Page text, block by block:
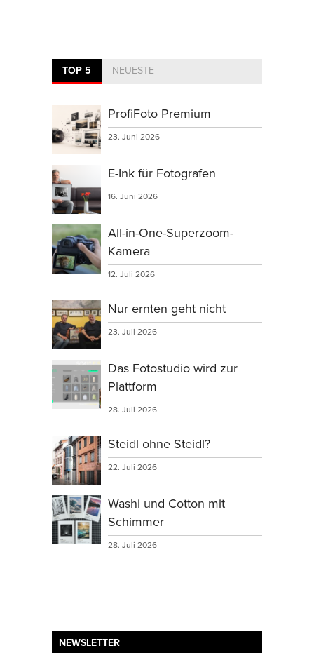
TOP 5 NEUESTE
ProfiFoto Premium
23. Juni 2026
E-Ink für Fotografen
16. Juni 2026
All-in-One-Superzoom-
Kamera
12. Juli 2026
Nur ernten geht nicht
23. Juli 2026
Das Fotostudio wird zur
Plattform
28. Juli 2026
Steidl ohne Steidl?
22. Juli 2026
Washi und Cotton mit
Schimmer
28. Juli 2026
NEWSLETTER